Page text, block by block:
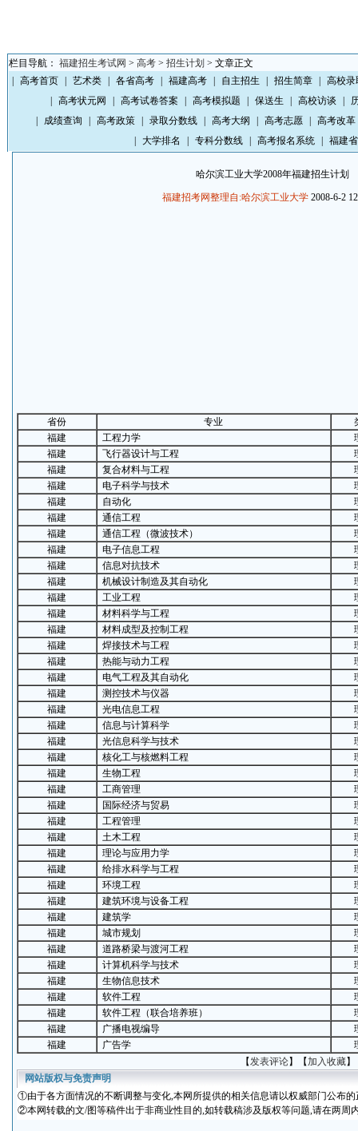
栏目导航： 福建招生考试网 > 高考 > 招生计划 > 文章正文
高考首页 艺术类 各省高考 福建高考 自主招生 招生简章
高校录
高考状元网 高考试卷答案 高考模拟题 保送生 高校访谈
成绩查询 高考政策 录取分数线 高考大纲 高考志愿
高考改革
大学排名 专科分数线 高考报名系统 福建
哈尔滨工业大学2008年福建招生计划
福建招考网整理自:哈尔滨工业大学 2008-6-2
省份 专业
福建
工程力学
福建
飞行器设计与工程
福建
复合材料与工程
福建
电子科学与技术
福建
自动化
福建
通信工程
福建
通信工程（微波技术）
福建
电子信息工程
福建
信息对抗技术
福建
机械设计制造及其自动化
福建
工业工程
福建
材料科学与工程
福建
材料成型及控制工程
福建
焊接技术与工程
福建
热能与动力工程
福建
电气工程及其自动化
福建
测控技术与仪器
福建
光电信息工程
福建
信息与计算科学
福建
光信息科学与技术
福建
核化工与核燃料工程
福建
生物工程
福建
工商管理
福建
国际经济与贸易
福建
工程管理
福建
土木工程
福建
理论与应用力学
福建
给排水科学与工程
福建
环境工程
福建
建筑环境与设备工程
福建
建筑学
福建
城市规划
福建
道路桥梁与渡河工程
福建
计算机科学与技术
福建
生物信息技术
福建
软件工程
福建
软件工程（联合培养班）
福建
广播电视编导
福建
广告学
【发表评论】【加入收藏】
网站版权与免责声明
①由于各方面情况的不断调整与变化,本网所提供的相关信息请以权威部门公布
②本网转载的文/图等稿件出于非商业性目的,如转载稿涉及版权等问题,请在两周